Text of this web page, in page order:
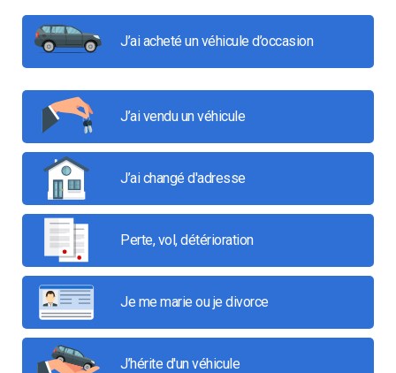
J’ai acheté un véhicule d’occasion
J’ai vendu un véhicule
J’ai changé d'adresse
Perte, vol, détérioration
Je me marie ou je divorce
J’hérite d'un véhicule